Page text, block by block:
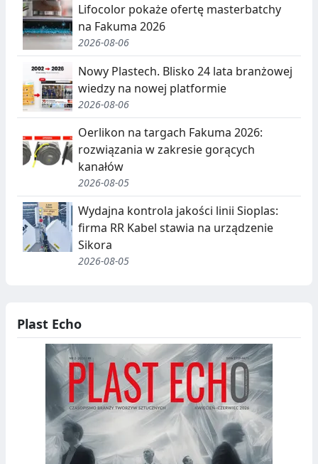
Lifocolor pokaże ofertę masterbatchy
na Fakuma 2026
2026-08-06
Nowy Plastech. Blisko 24 lata branżowej
wiedzy na nowej platformie
2026-08-06
Oerlikon na targach Fakuma 2026:
rozwiązania w zakresie gorących
kanałów
2026-08-05
Wydajna kontrola jakości linii Sioplas:
firma RR Kabel stawia na urządzenie
Sikora
2026-08-05
Plast Echo